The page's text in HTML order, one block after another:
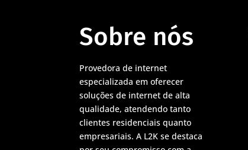
Sobre nós
Provedora de internet
especializada em oferecer
soluções de internet de alta
qualidade, atendendo tanto
clientes residenciais quanto
empresariais. A L2K se destaca